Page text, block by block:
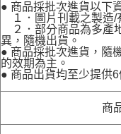
● 商品採批次進貨以下
１．圖片刊載之製造/
２．部分商品為多產
異，隨機出貨。
● 商品採批次進貨，隨
的效期為主。
● 商品出貨均至少提供
商